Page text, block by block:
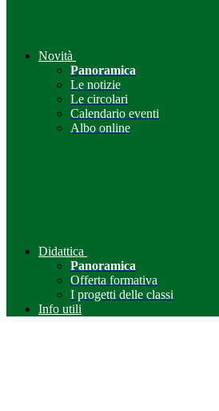
Novità
Panoramica
Le notizie
Le circolari
Calendario eventi
Albo online
Didattica
Panoramica
Offerta formativa
I progetti delle classi
Info utili